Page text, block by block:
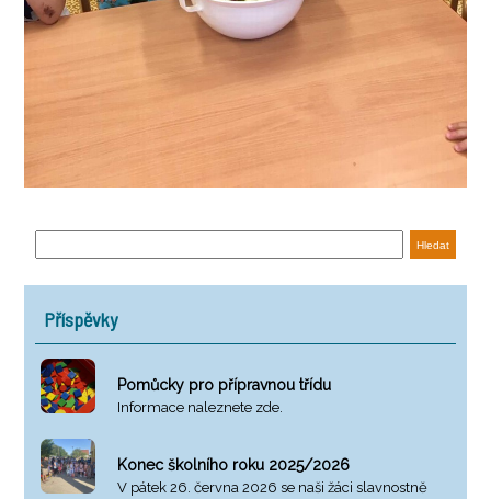
Příspěvky
Pomůcky pro přípravnou třídu
Informace naleznete zde.
Konec školního roku 2025/2026
V pátek 26. června 2026 se naši žáci slavnostně